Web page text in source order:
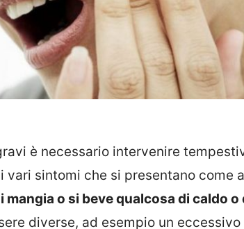
è necessario intervenire
sintomi che si presentano come
o si beve qualcosa di caldo
diverse, ad esempio un